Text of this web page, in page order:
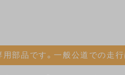
部品です。一般公道での走